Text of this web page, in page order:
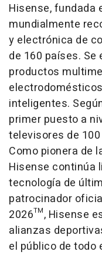
Hisense, fundada
mundialmente
y electrónica de
de 160 países.
productos
inteligentes.
primer puesto a
televisores de
Como pionera de
Hisense continúa
tecnología de
patrocinador
2026™, Hisense
alianzas
el público de todo